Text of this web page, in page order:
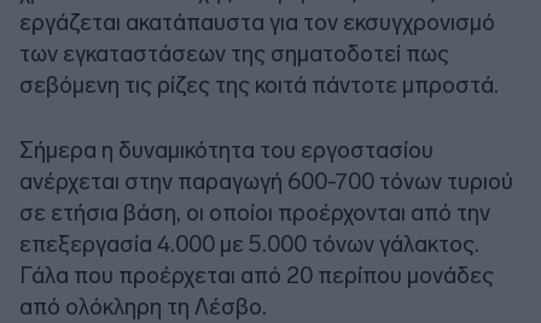
εργάζεται ακατάπαυστα για τον εκσυγχρονισμό
των εγκαταστάσεων της σηματοδοτεί πως
σεβόμενη τις ρίζες της κοιτά πάντοτε μπροστά.
Σήμερα η δυναμικότητα του εργοστασίου
ανέρχεται στην παραγωγή 600-700 τόνων τυριού
σε ετήσια βάση, οι οποίοι προέρχονται από την
επεξεργασία 4.000 με 5.000 τόνων γάλακτος.
Γάλα που προέρχεται από 20 περίπου μονάδες
από ολόκληρη τη Λέσβο.